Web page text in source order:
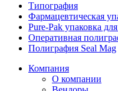
Типография
Фармацевтическая
Pure-Pak упаковка
Оперативная
Полиграфия Seal Mag
Компания
О компании